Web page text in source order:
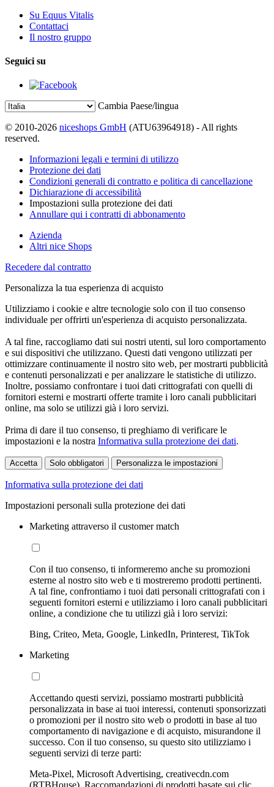
Su Equus Vitalis
Contattaci
Il nostro gruppo
Seguici su
Cambia Paese/lingua
© 2010-2026 niceshops GmbH (ATU63964918) - All rights
reserved.
Informazioni legali e termini di utilizzo
Protezione dei dati
Condizioni generali di contratto e politica di cancellazione
Dichiarazione di accessibilità
Impostazioni sulla protezione dei dati
Annullare qui i contratti di abbonamento
Azienda
Altri nice Shops
Recedere dal contratto
Personalizza la tua esperienza di acquisto
Utilizziamo i cookie e altre tecnologie solo con il tuo consenso
individuale per offrirti un'esperienza di acquisto personalizzata.
A tal fine, raccogliamo dati sui nostri utenti, sul loro comportamento
e sui dispositivi che utilizzano. Questi dati vengono utilizzati per
ottimizzare continuamente il nostro sito web, per mostrarti pubblicità
e contenuti personalizzati e per analizzare le statistiche di utilizzo.
Inoltre, possiamo confrontare i tuoi dati crittografati con quelli di
fornitori esterni e mostrarti offerte tramite i loro canali pubblicitari
online, ma solo se utilizzi già i loro servizi.
Prima di dare il tuo consenso, ti preghiamo di verificare le
impostazioni e la nostra Informativa sulla protezione dei dati.
Accetta Solo obbligatori Personalizza le impostazioni
Informativa sulla protezione dei dati
Impostazioni personali sulla protezione dei dati
Marketing attraverso il customer match
Con il tuo consenso, ti informeremo anche su promozioni
esterne al nostro sito web e ti mostreremo prodotti pertinenti.
A tal fine, confrontiamo i tuoi dati personali crittografati con i
seguenti fornitori esterni e utilizziamo i loro canali pubblicitari
online, a condizione che tu utilizzi già i loro servizi:
Bing, Criteo, Meta, Google, LinkedIn, Printerest, TikTok
Marketing
Accettando questi servizi, possiamo mostrarti pubblicità
personalizzata in base ai tuoi interessi, contenuti sponsorizzati
o promozioni per il nostro sito web o prodotti in base al tuo
comportamento di navigazione e di acquisto, misurandone il
successo. Con il tuo consenso, su questo sito utilizziamo i
seguenti servizi di terze parti:
Meta-Pixel, Microsoft Advertising, creativecdn.com